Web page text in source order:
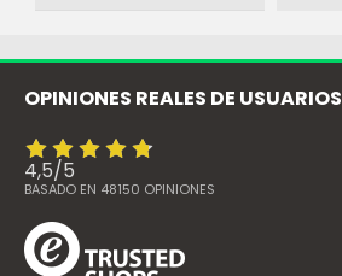
OPINIONES REALES DE USUARIOS
4,5/5
BASADO EN 48150 OPINIONES